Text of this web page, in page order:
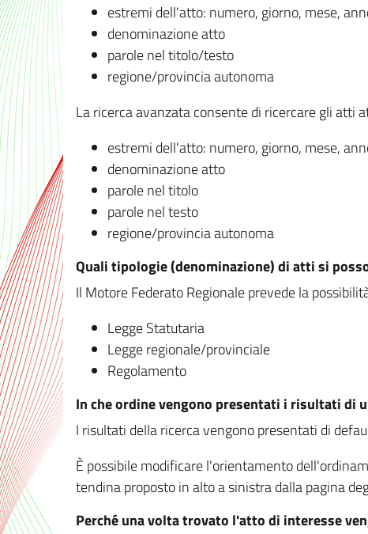
estremi dell'atto: numero, giorno, mese,
denominazione atto
parole nel titolo/testo
regione/provincia autonoma
La ricerca avanzata consente di ricercare gli atti
estremi dell'atto: numero, giorno, mese,
denominazione atto
parole nel titolo
parole nel testo
regione/provincia autonoma
Quali tipologie (denominazione) di atti si
Il Motore Federato Regionale prevede la
Legge Statutaria
Legge regionale/provinciale
Regolamento
In che ordine vengono presentati i risultati di
I risultati della ricerca vengono presentati di
È possibile modificare l'orientamento
tendina proposto in alto a sinistra dalla pagina
Perché una volta trovato l'atto di interesse